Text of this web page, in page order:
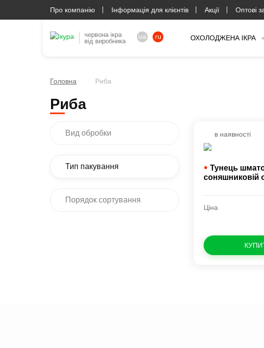
Про компанію Інформація для клієнтів Акції Оптові
червона ікра
від виробника
ua ru ОХОЛОДЖЕНА ІКРА ●
Головна Риба
Риба
Вид обробки
Тип пакування
Порядок сортування
в наявності
● Тунець
соняшниковій
Ціна